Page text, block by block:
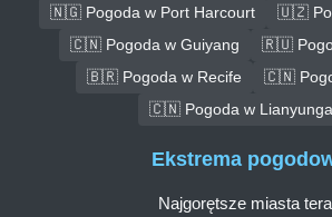
🇳🇬 Pogoda w Port Harcourt
🇺🇿
🇨🇳 Pogoda w Guiyang
🇷🇺
🇧🇷 Pogoda w Recife
🇨🇳
🇨🇳 Pogoda w
Ekstrema
Najgorętsze miasta